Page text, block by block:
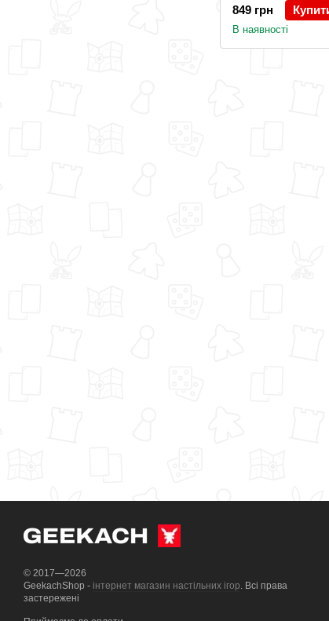
849 грн
В наявності
© 2017—2026
GeekachShop - інтернет магазин настільних ігор. Всі права
застережені